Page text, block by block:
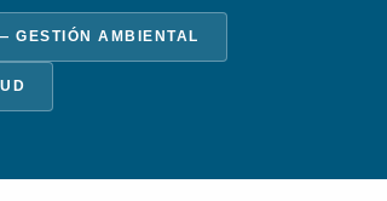
GESTIÓN AMBIENTAL